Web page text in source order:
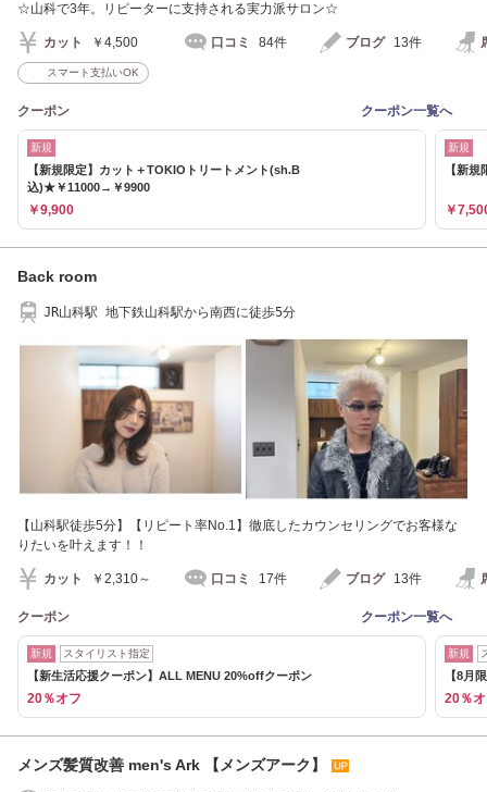
☆山科で3年。リピーターに支持される実力派サロン☆
カット ￥4,500 口コミ 84件 ブログ 13件
スマート支払いOK
クーポン クーポン一覧へ
新規
【新規限定】カット＋TOKIOトリートメント(sh.B
込)★￥11000→￥9900
￥9,900
新規
【新
￥
Back room
JR山科駅 地下鉄山科駅から南西に徒歩5分
【山科駅徒歩5分】【リピート率No.1】徹底したカウンセリングでお客様な
りたいを叶えます！！
カット ￥2,310～ 口コミ 17件 ブログ 13件
クーポン クーポン一覧へ
新規 スタイリスト指定
【新生活応援クーポン】ALL MENU 20%offクーポン
20％オフ
新規
【8月
20％
メンズ髪質改善 men's Ark 【メンズアーク】